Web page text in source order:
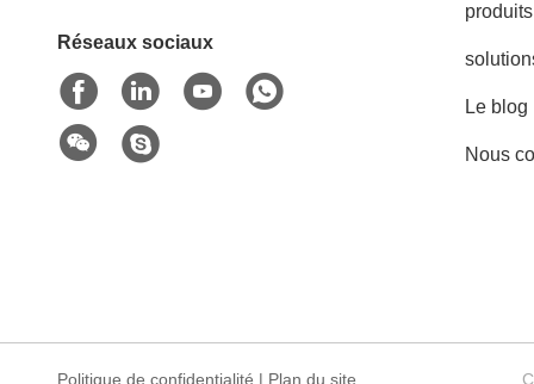
Réseaux sociaux
produits
Le blog
Nous
Politique de confidentialité | Plan du site